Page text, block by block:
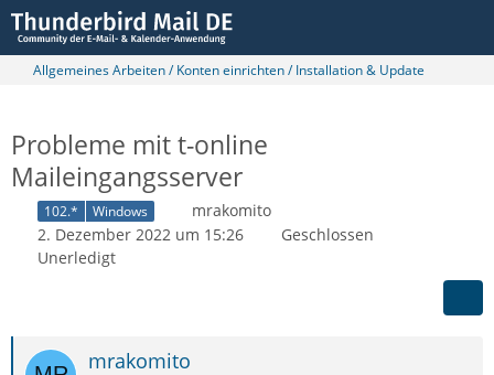
Allgemeines Arbeiten / Konten einrichten / Installation & Update
Probleme mit t-online
Maileingangsserver
102.* Windows
mrakomito
2. Dezember 2022 um 15:26
Geschlossen
Unerledigt
mrakomito